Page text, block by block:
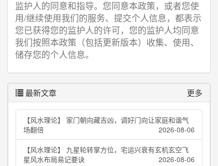
监护人的同意和指导。您同意本政策，或者您使
用/继续使用我们的服务、提交个人信息，都表示
您已获得您的监护人的许可，您的监护人均同意
我们按照本政策（包括更新版本）收集、使用、
储存您的个人信息。
最新文章 更多
【风水理论】 家门朝向藏吉凶，调好门向让家庭和谐气
场翻倍
2026-08-06
【风水理论】 九星轮转掌方位，宅运兴衰有玄机玄空飞
星风水布局易记要诀
2026-08-06